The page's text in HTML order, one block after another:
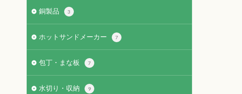
銅製品 3
ホットサンドメーカー 7
包丁・まな板 7
水切り・収納 9